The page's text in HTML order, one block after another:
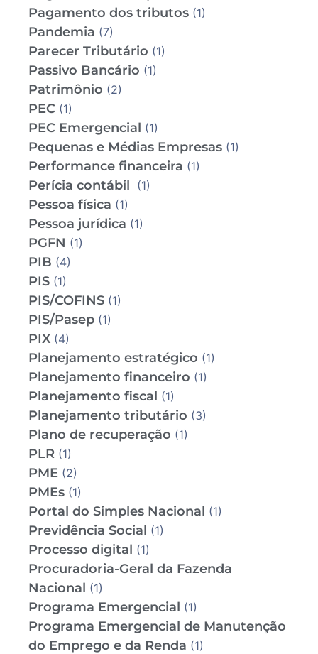
Pagamento dos tributos (1)
Pandemia (7)
Parecer Tributário (1)
Passivo Bancário (1)
Patrimônio (2)
PEC (1)
PEC Emergencial (1)
Pequenas e Médias Empresas (1)
Performance financeira (1)
Perícia contábil (1)
Pessoa física (1)
Pessoa jurídica (1)
PGFN (1)
PIB (4)
PIS (1)
PIS/COFINS (1)
PIS/Pasep (1)
PIX (4)
Planejamento estratégico (1)
Planejamento financeiro (1)
Planejamento fiscal (1)
Planejamento tributário (3)
Plano de recuperação (1)
PLR (1)
PME (2)
PMEs (1)
Portal do Simples Nacional (1)
Previdência Social (1)
Processo digital (1)
Procuradoria-Geral da Fazenda
Nacional (1)
Programa Emergencial (1)
Programa Emergencial de Manutenção
do Emprego e da Renda (1)